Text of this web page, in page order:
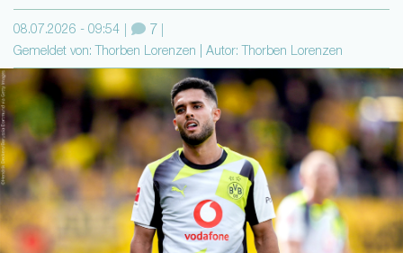
08.07.2026 - 09:54 7
Gemeldet von: Thorben Lorenzen | Autor: Thorben Lorenzen